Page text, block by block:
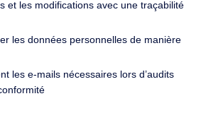
et les modifications avec une traçabilité
les données personnelles de manière
les e-mails nécessaires lors d’audits